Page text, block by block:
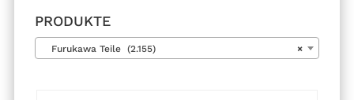
PRODUKTE
×
Furukawa Teile (2.155)